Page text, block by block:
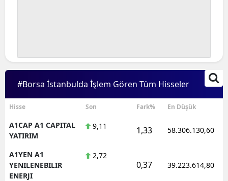
#Borsa İstanbulda İşlem Gören Tüm Hisseler
Hisse Son Fark% En Düşük
A1CAP A1 CAPITAL
YATIRIM
9,11 1,33 58.306.130,60
A1YEN A1
YENILENEBILIR
ENERJI
2,72
0,37 39.223.614,80